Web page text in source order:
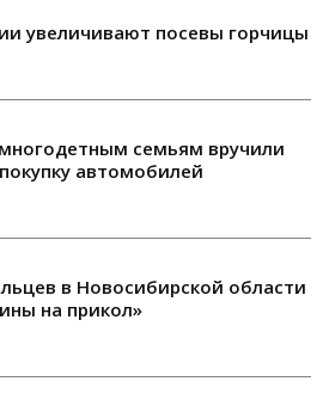
увеличивают посевы горчицы
семьям вручили
автомобилей
в Новосибирской области
на прикол»